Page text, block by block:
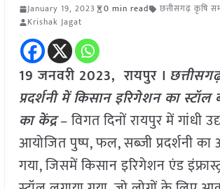
January 19, 2023 0 min read
छत्तीसगढ़ कृषि
Krishak Jagat
19 जनवरी 2023, रायपुर ।
प्रदर्शनी में किसान इरिगेशन का
का केंद्र– विगत दिनों रायपुर में गांधी
आयोजित पुष्प, फल, सब्जी प्रदर्शनी
गया, जिसमें किसान इरिगेशन एंड